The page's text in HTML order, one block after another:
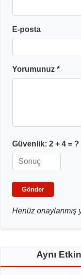
E-posta
Yorumunuz *
Güvenlik: 2 + 4 = ?
Gönder
Henüz onaylanmış
Aynı